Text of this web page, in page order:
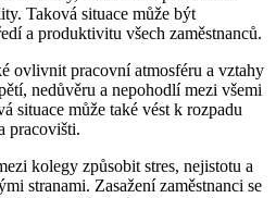
Taková situace může být
a produktivitu všech zaměstnanců.
ovlivnit pracovní atmosféru a vztahy
nedůvěru a nepohodlí mezi všemi
situace může také vést k rozpadu
pracovišti.
kolegy způsobit stres, nejistotu a
stranami. Zasažení zaměstnanci se